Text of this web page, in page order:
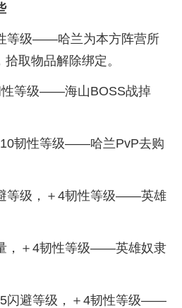
等级——哈兰为本方阵营所
取物品解除绑定。
性等级——海山BOSS战掉
韧性等级——哈兰PvP去购
等级，＋4韧性等级——英雄
，＋4韧性等级——英雄奴隶
5闪避等级，＋4韧性等级——